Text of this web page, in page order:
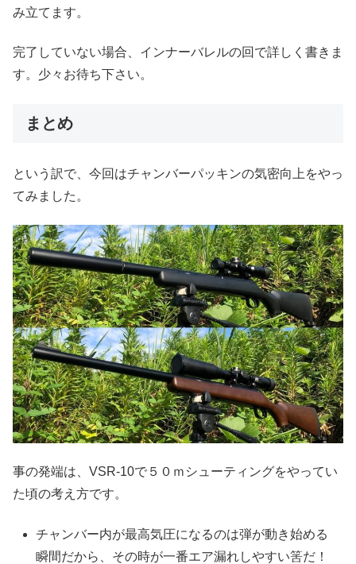
み立てます。
完了していない場合、インナーバレルの回で詳しく書きま
す。少々お待ち下さい。
まとめ
という訳で、今回はチャンバーパッキンの気密向上をやっ
てみました。
事の発端は、VSR-10で５０ｍシューティングをやってい
た頃の考え方です。
チャンバー内が最高気圧になるのは弾が動き始める
瞬間だから、その時が一番エア漏れしやすい筈だ！